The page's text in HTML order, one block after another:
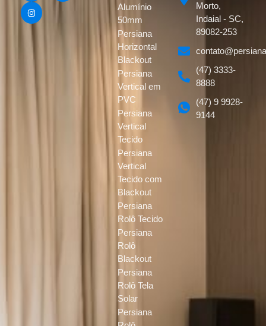
Alumínio
50mm
Persiana
Horizontal
Blackout
Persiana
Vertical em
PVC
Persiana
Vertical
Tecido
Persiana
Vertical
Tecido com
Blackout
Persiana
Rolô Tecido
Persiana
Rolô
Blackout
Persiana
Rolô Tela
Solar
Persiana
Morto,
Indaial - SC,
89082-253
(47) 3333-
8888
(47) 9 9928-
9144